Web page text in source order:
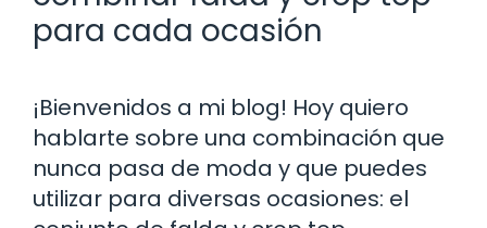
para cada ocasión
¡Bienvenidos a mi blog! Hoy quiero
hablarte sobre una combinación que
nunca pasa de moda y que puedes
utilizar para diversas ocasiones: el